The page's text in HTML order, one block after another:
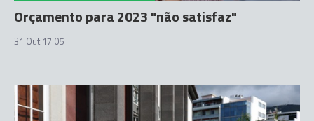
Orçamento para 2023 "não satisfaz"
31 Out 17:05